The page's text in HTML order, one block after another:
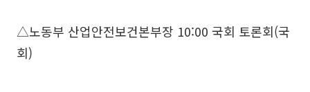
△노동부 산업안전보건본부장 10:00 국회 토론회(국
회)